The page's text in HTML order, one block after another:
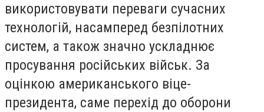
використовувати переваги сучасних
технологій, насамперед безпілотних
систем, а також значно ускладнює
просування російських військ. За
оцінкою американського віце-
президента, саме перехід до оборони